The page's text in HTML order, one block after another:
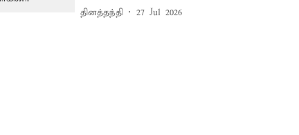
தினத்தந்தி 27 Jul 2026